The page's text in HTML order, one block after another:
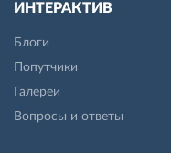
ИНТЕРАКТИВ
Блоги
Попутчики
Галереи
Вопросы и ответы